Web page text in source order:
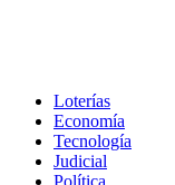
Loterías
Economía
Tecnología
Judicial